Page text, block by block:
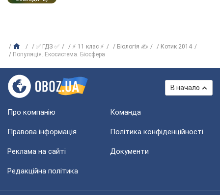
✅ ГДЗ ✅ ⚡ 11 клас ⚡ Біологія ✍
Котик 2014
Популяція. Екосистема. Біосфера
В начало
Про компанію Команда
Правова інформація Політика конфіденційності
Реклама на сайті Документи
Редакційна політика